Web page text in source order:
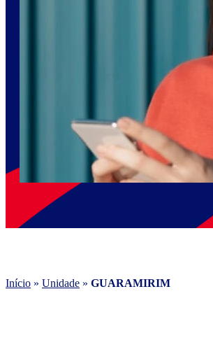
Início » Unidade » GUARAMIRIM